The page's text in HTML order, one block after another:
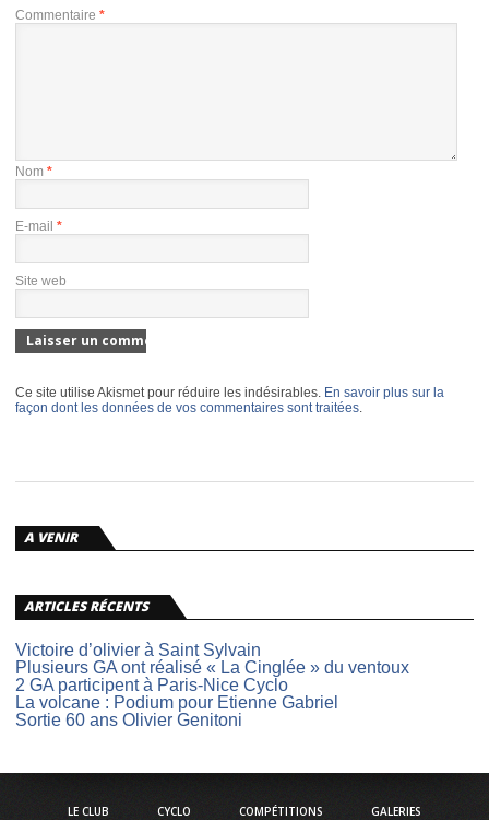
Commentaire *
Nom *
E-mail *
Site web
Ce site utilise Akismet pour réduire les indésirables. En savoir plus sur la
façon dont les données de vos commentaires sont traitées
A VENIR
ARTICLES RÉCENTS
Victoire d’olivier à Saint Sylvain
Plusieurs GA ont réalisé « La Cinglée » du ventoux
2 GA participent à Paris-Nice Cyclo
La volcane : Podium pour Etienne Gabriel
Sortie 60 ans Olivier Genitoni
LE CLUB CYCLO COMPÉTITIONS GALERIES